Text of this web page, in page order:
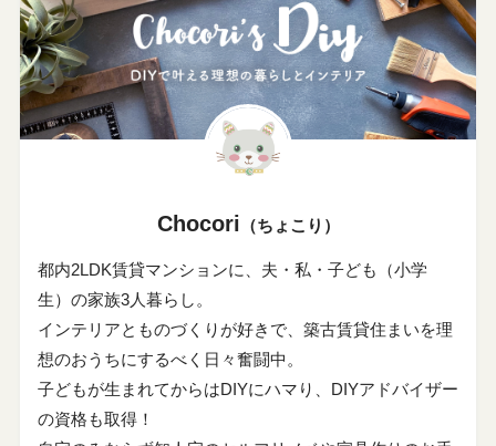
Chocori （ちょこり）
都内2LDK賃貸マンションに、夫・私・子ども（小学
生）の家族3人暮らし。
インテリアとものづくりが好きで、築古賃貸住まいを理
想のおうちにするべく日々奮闘中。
子どもが生まれてからはDIYにハマり、DIYアドバイザー
の資格も取得！